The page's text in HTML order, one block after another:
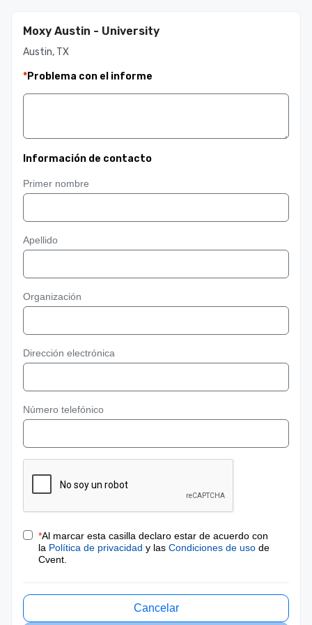
Moxy Austin - University
Austin, TX
*Problema con el informe
Información de contacto
Primer nombre
Apellido
Organización
Dirección electrónica
Número telefónico
*Al marcar esta casilla declaro estar de acuerdo con
la Política de privacidad y las Condiciones de uso de
Cvent.
Cancelar